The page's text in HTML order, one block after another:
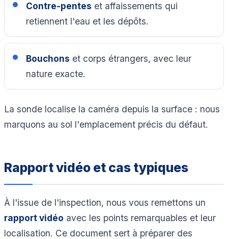
Contre-pentes et affaissements qui
retiennent l'eau et les dépôts.
Bouchons et corps étrangers, avec leur
nature exacte.
La sonde localise la caméra depuis la surface : nous
marquons au sol l'emplacement précis du défaut.
Rapport vidéo et cas typiques
À l'issue de l'inspection, nous vous remettons un
rapport vidéo avec les points remarquables et leur
localisation. Ce document sert à préparer des